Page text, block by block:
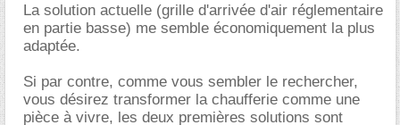
La solution actuelle (grille d'arrivée d'air réglementaire
en partie basse) me semble économiquement la plus
adaptée.
Si par contre, comme vous sembler le rechercher,
vous désirez transformer la chaufferie comme une
pièce à vivre, les deux premières solutions sont